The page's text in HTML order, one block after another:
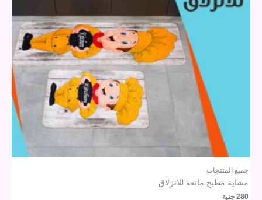
جميع المنتجات
مشاية مطبخ مانعه للانزلاق
280 جنية